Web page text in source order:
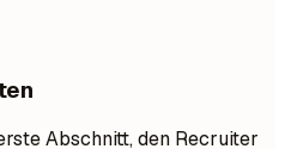
Abschnitt, den Recruiter